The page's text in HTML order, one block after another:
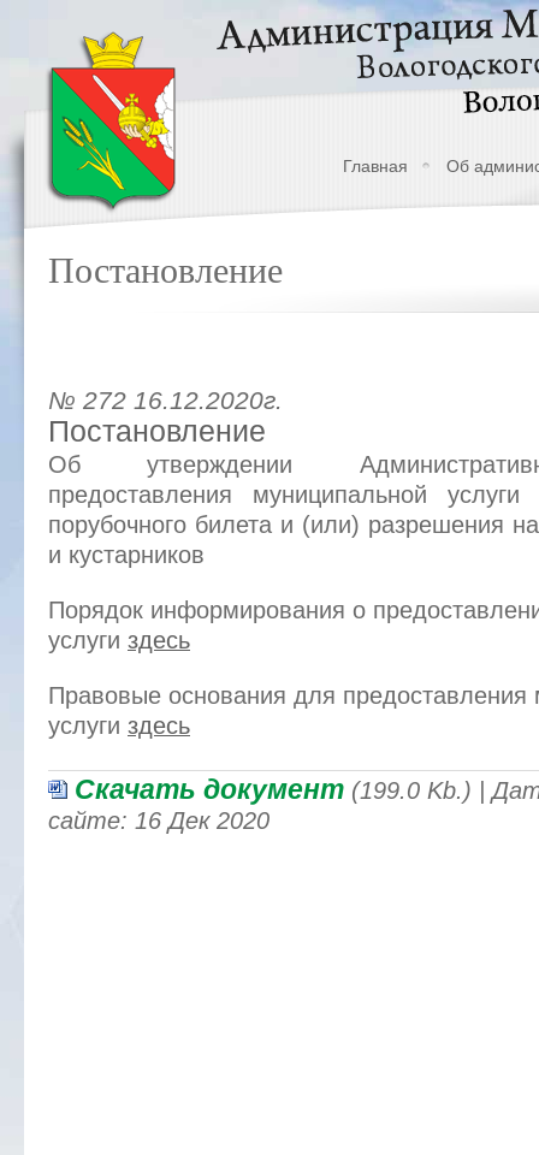
Главная Об
Постановление
№ 272 16.12.2020г.
Постановление
Об утверждении
предоставления муниципальной
порубочного билета и (или) разрешения
и кустарников
Порядок информирования о
услуги здесь
Правовые основания для предоставления
услуги здесь
Скачать документ (199.0 Kb.) |
сайте: 16 Дек 2020